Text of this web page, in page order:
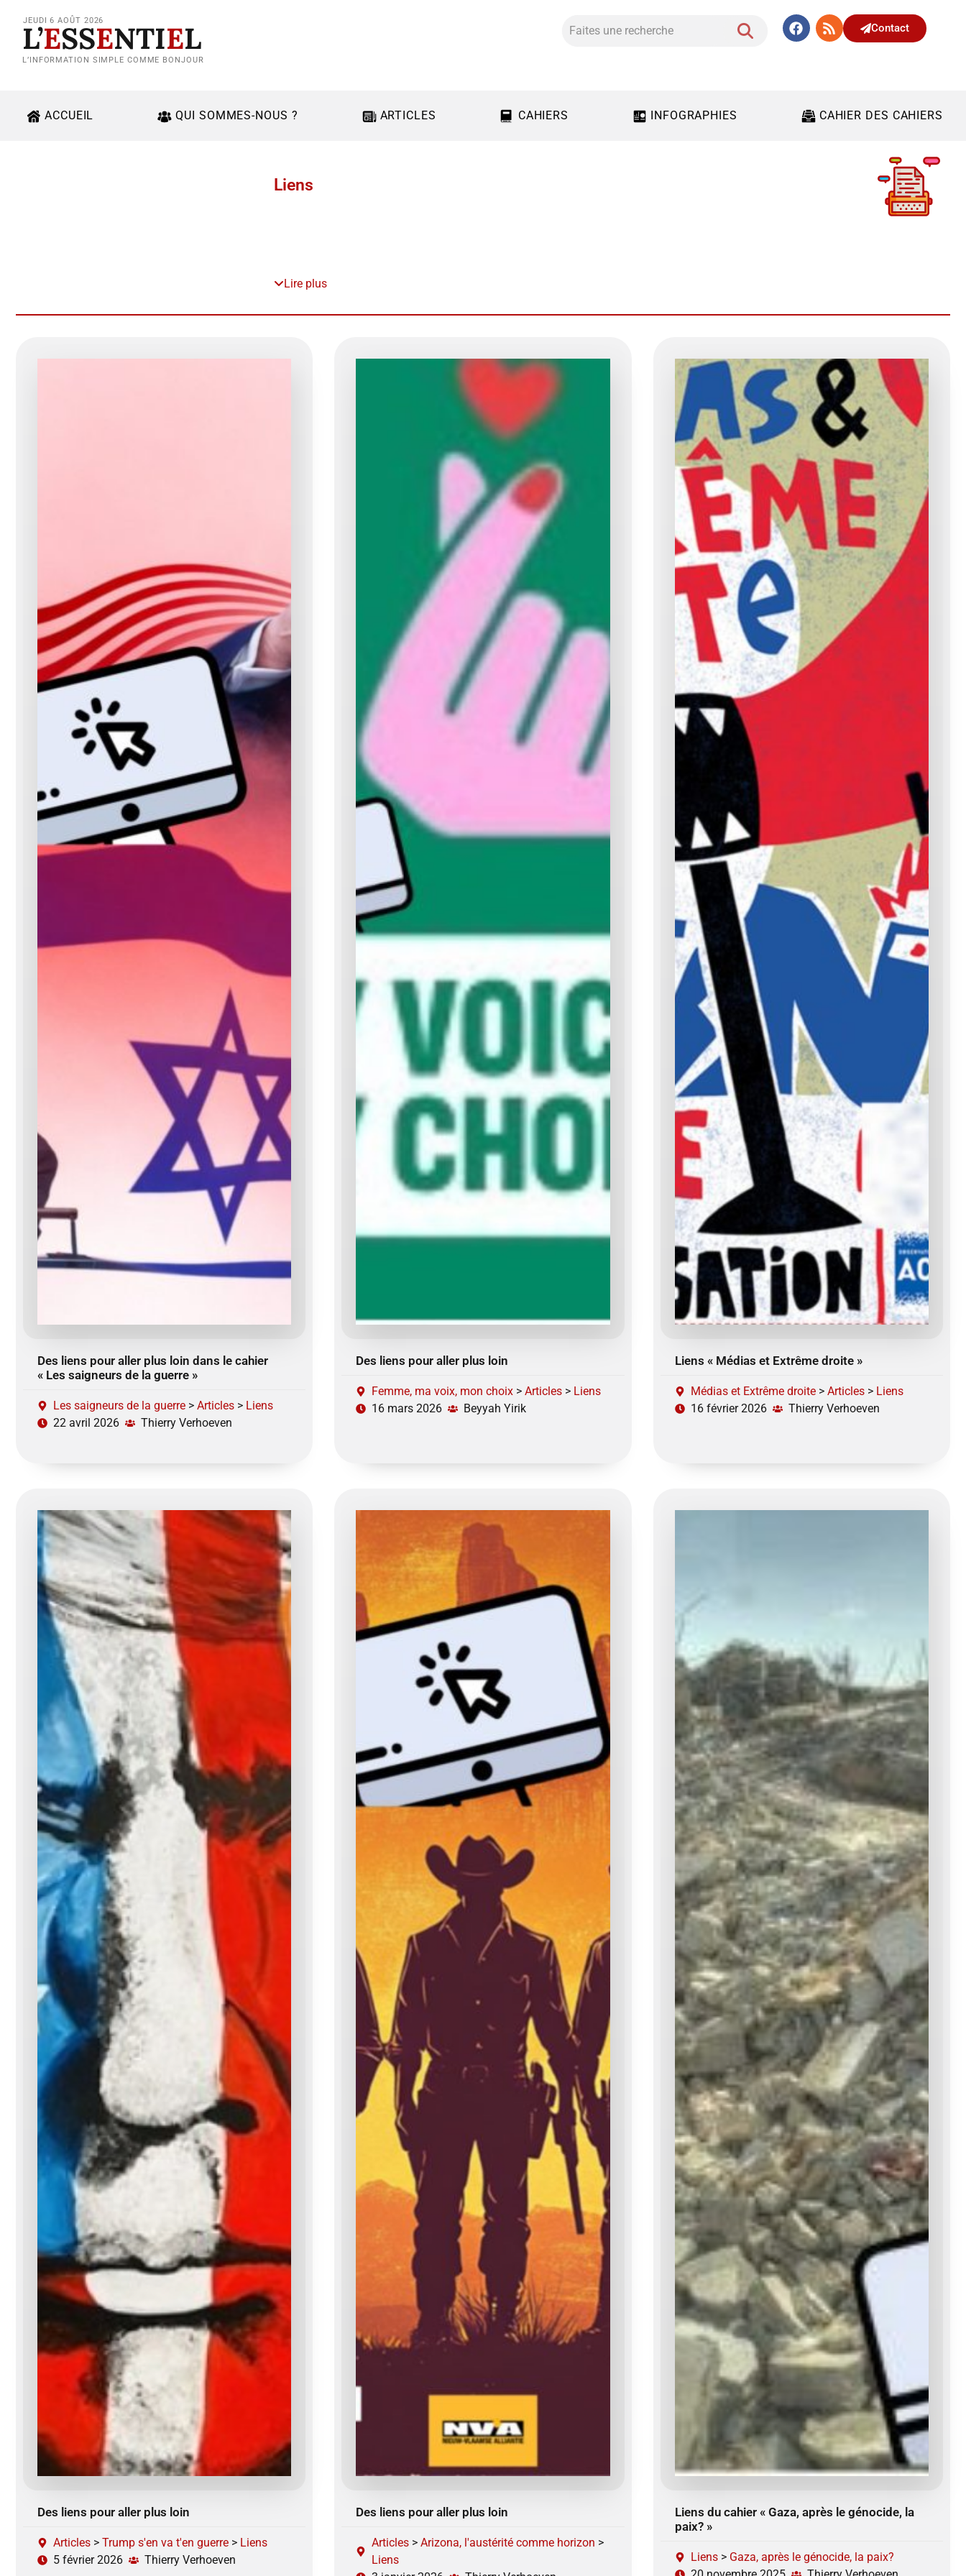
JEUDI 6 AOÛT 2026
L’ESSENTIEL
L’INFORMATION SIMPLE COMME BONJOUR
Contact
ACCUEIL QUI SOMMES-NOUS ? ARTICLES CAHIERS INFOGRAPHIES CAHIER DES CAHIERS
Liens
Lire plus
Des liens pour aller plus loin dans le cahier
« Les saigneurs de la guerre »
Les saigneurs de la guerre > Articles > Liens
22 avril 2026
Thierry Verhoeven
Des liens pour aller plus loin
Femme, ma voix, mon choix >Articles > Liens
16 mars 2026
Beyyah Yirik
Liens « Médias et Extrême droite »
Médias et Extrême droite> Articles> Liens
16 février 2026
Thierry Verhoeven
Des liens pour aller plus loin
Articles > Trump s'en va t'en guerre > Liens
5 février 2026
Thierry Verhoeven
Des liens pour aller plus loin
Articles >Arizona, l'austérité comme horizon >
Liens
Liens du cahier « Gaza, après le génocide, la
paix? »
Liens> Gaza, après le génocide, la paix?